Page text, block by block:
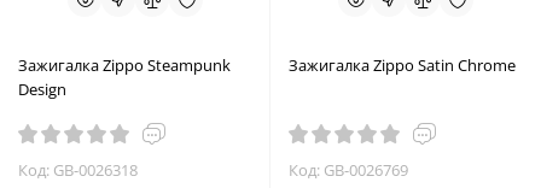
Зажигалка Zippo Steampunk
Design
Код: GB-0026318
Зажигалка Zippo Satin Chrome
Код: GB-0026769